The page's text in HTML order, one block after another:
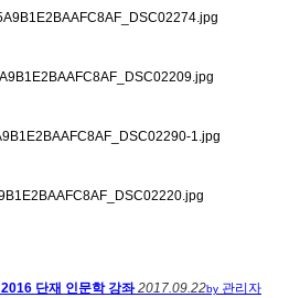
2016 단재 인문학 강좌 2017.09.22by 관리자